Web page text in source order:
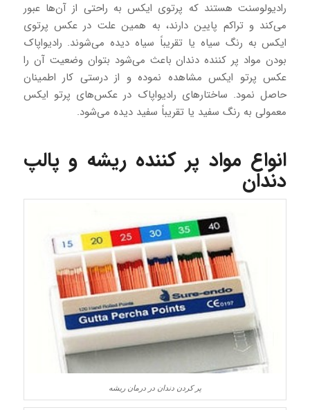
رادیولوسنت هستند که پرتوی ایکس به راحتی از آن‌ها عبور
می‌کند و تراکم پایین دارند، به همین علت در عکس پرتوی
ایکس به رنگ سیاه یا تقریباً سیاه دیده می‌شوند. رادیواپاک
بودن مواد پر کننده دندان باعث می‌شود بتوان وضعیت آن را
عکس پرتو ایکس مشاهده نموده و از درستی کار اطمینان
حاصل نمود. ساختارهای رادیواپاک در عکس‌های پرتو ایکس
معمولی به رنگ سفید یا تقریباً سفید دیده می‌شود.
انواع مواد پر کننده ریشه و پالپ
دندان
پر کردن دندان در درمان ریشه